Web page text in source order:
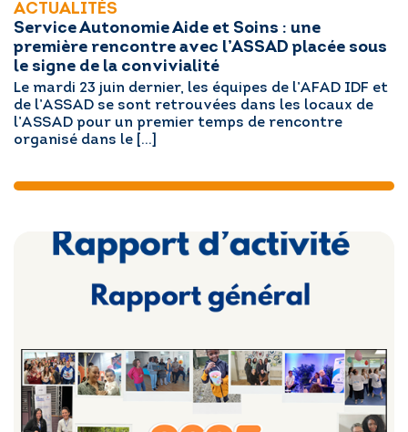
ACTUALITÉS
Service Autonomie Aide et Soins : une
première rencontre avec l’ASSAD placée sous
le signe de la convivialité
Le mardi 23 juin dernier, les équipes de l’AFAD IDF et
de l’ASSAD se sont retrouvées dans les locaux de
l’ASSAD pour un premier temps de rencontre
organisé dans le […]